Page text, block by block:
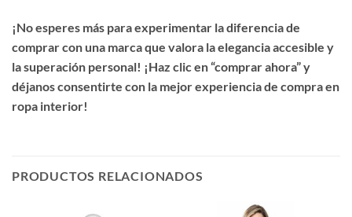
¡No esperes más para experimentar la diferencia de
comprar con una marca que valora la elegancia accesible y
la superación personal! ¡Haz clic en “comprar ahora” y
déjanos consentirte con la mejor experiencia de compra en
ropa interior!
PRODUCTOS RELACIONADOS